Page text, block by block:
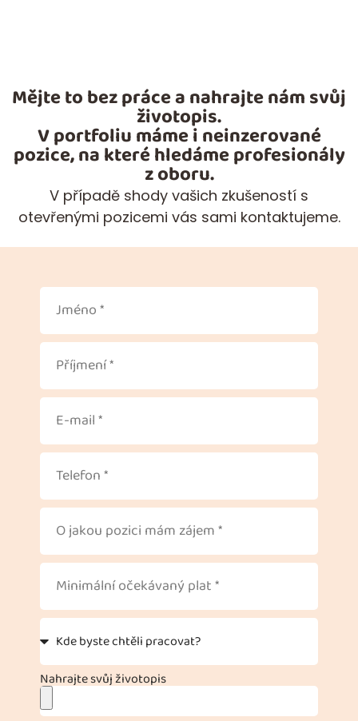
Mějte to bez práce a nahrajte nám svůj
životopis.
V portfoliu máme i neinzerované
pozice, na které hledáme profesionály
z oboru.
V případě shody vašich zkušeností s
otevřenými pozicemi vás sami kontaktujeme.
Nahrajte svůj životopis